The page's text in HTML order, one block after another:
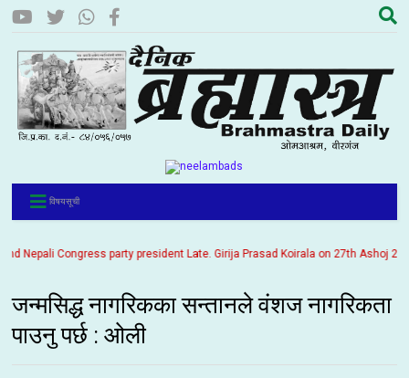
विषयसूची
Congress party president Late. Girija Prasad Koirala on 27th Ashoj
जन्मसिद्ध नागरिकका सन्तानले वंशज नागरिकता
पाउनु पर्छ : ओली